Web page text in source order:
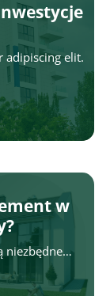
adipiscing elit.
w
niezbędne…